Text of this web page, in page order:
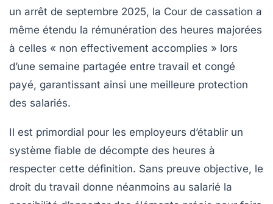
un arrêt de septembre 2025, la Cour de cassation a
même étendu la rémunération des heures majorées
à celles « non effectivement accomplies » lors
d’une semaine partagée entre travail et congé
payé, garantissant ainsi une meilleure protection
des salariés.
Il est primordial pour les employeurs d’établir un
système fiable de décompte des heures à
respecter cette définition. Sans preuve objective, le
droit du travail donne néanmoins au salarié la